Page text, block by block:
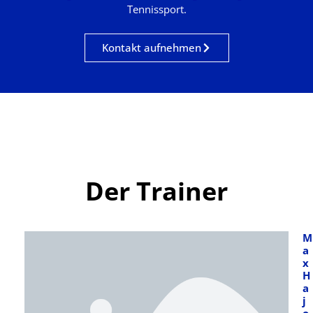
Tennissport.
Kontakt aufnehmen
Der Trainer
M
a
x
H
a
j